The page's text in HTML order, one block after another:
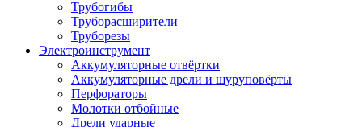
Трубогибы
Труборасширители
Труборезы
Электроинструмент
Аккумуляторные отвёртки
Аккумуляторные дрели и шуруповёрты
Перфораторы
Молотки отбойные
Дрели ударные